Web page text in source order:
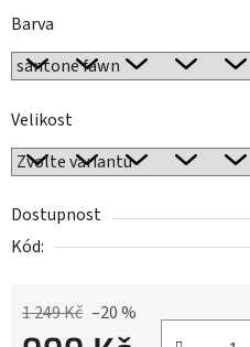
Barva
Velikost
Dostupnost
Kód:
1 249 Kč –20 %